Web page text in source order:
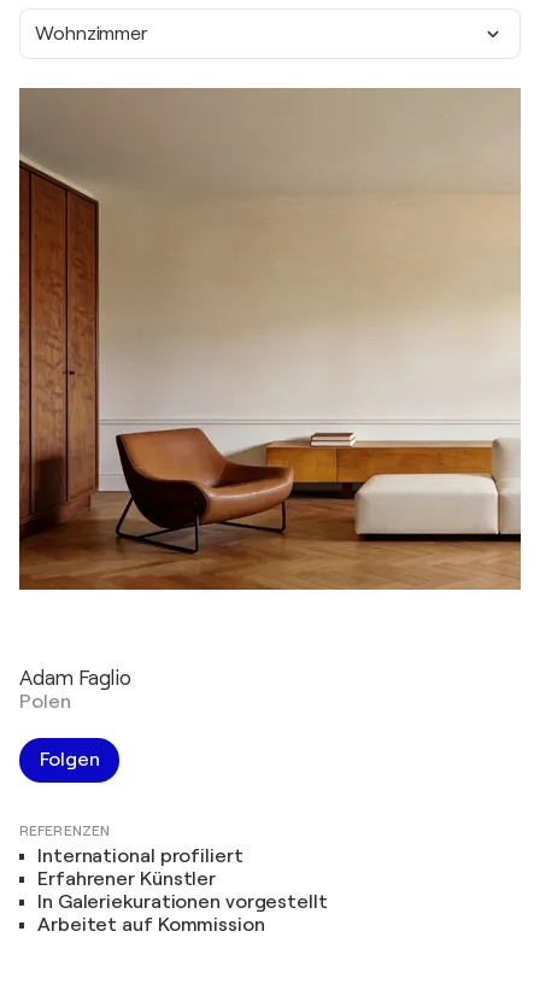
Wohnzimmer
Adam Faglio
Polen
Folgen
REFERENZEN
International profiliert
Erfahrener Künstler
In Galeriekurationen vorgestellt
Arbeitet auf Kommission